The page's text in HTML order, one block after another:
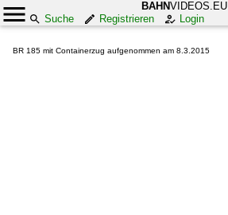
BAHNVIDEOS.EU
Suche
Registrieren Login
BR 185 mit Containerzug aufgenommen am 8.3.2015